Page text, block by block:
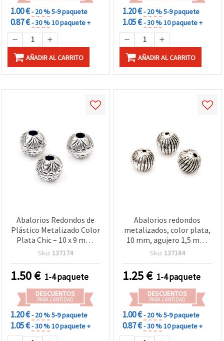
1.00 €- 20 %5-9 paquete
0.87 €- 30 %10 paquete +
AÑADIR AL CARRITO
1.20 €- 20 %5-9 paquete
1.05 €- 30 %10 paquete +
AÑADIR AL CARRITO
Abalorios Redondos de
Plástico Metalizado Color
Plata Chic – 10 x 9 mm,
agujero 3 mm, aprox. 115
para bisutería moderna,
accesorios de moda y
proyectos DIY de
manualidades
Sku: 137174
1.50€ 1-4 paquete
DESCUENTOS
PARA CANTIDAD
1.20 €- 20 %5-9 paquete
1.05 €- 30 %10 paquete +
Abalorios redondos
metalizados, color plata,
10 mm, agujero 1,5 mm,
paquete 50 g (~95 uds)
Sku: 137184
1.25€ 1-4 paquete
DESCUENTOS
PARA CANTIDAD
1.00 €- 20 %5-9 paquete
0.87 €- 30 %10 paquete +